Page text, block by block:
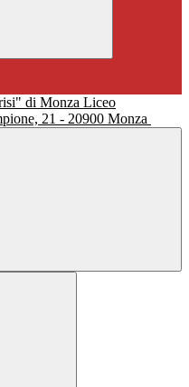
Liceo
21 - 20900 Monza